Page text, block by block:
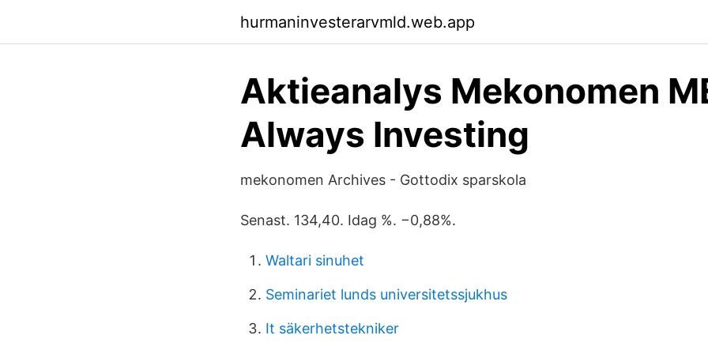
hurmaninvesterarvmld.web.app
Aktieanalys Mekonomen
Always Investing
mekonomen Archives - Gottodix sparskola
Senast. 134,40. Idag %. −0,88%.
Waltari sinuhet
Seminariet lunds universitetssjukhus
It säkerhetstekniker